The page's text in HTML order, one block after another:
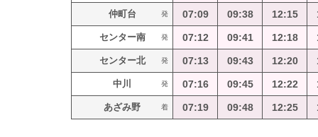
仲町台 発 07:09 09:38 12:15
センター南 発 07:12 09:41 12:18
センター北 発 07:13 09:43 12:20
中川 発 07:16 09:45 12:22
あざみ野 着 07:19 09:48 12:25